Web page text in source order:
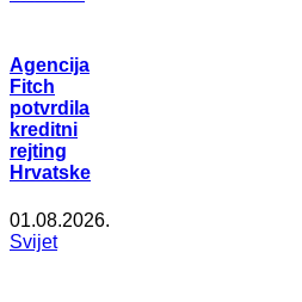
Agencija
Fitch
potvrdila
kreditni
rejting
Hrvatske
01.08.2026.
Svijet